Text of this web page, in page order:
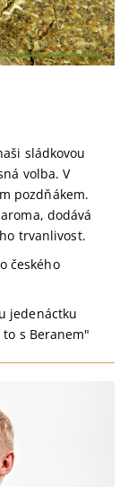
sládkovou
volba. V
pozdňákem.
dodává
trvanlivost.
českého
jedenáctku
s Beranem"